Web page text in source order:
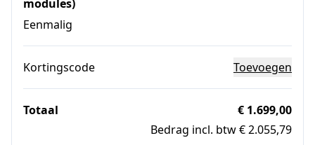
modules)
Eenmalig
Kortingscode Toevoegen
Totaal
€ 1.699,00
Bedrag incl. btw € 2.055,79